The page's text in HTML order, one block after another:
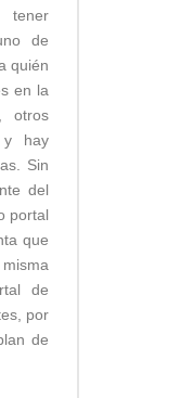
tener
de
quién
en la
otros
y hay
Sin
del
portal
que
de
por
de